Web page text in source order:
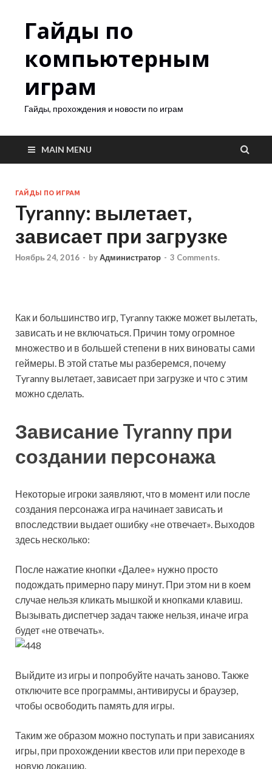
Гайды по
компьютерным
играм
Гайды, прохождения и новости по играм
MAIN MENU
ГАЙДЫ ПО ИГРАМ
Tyranny: вылетает,
зависает при загрузке
Ноябрь 24, 2016 - byАдминистратор - 3 Comments.
Как и большинство игр, Tyranny также может вылетать,
зависать и не включаться. Причин тому огромное
множество и в большей степени в них виноваты сами
геймеры. В этой статье мы разберемся, почему
Tyranny вылетает, зависает при загрузке и что с этим
можно сделать.
Зависание Tyranny при
создании персонажа
Некоторые игроки заявляют, что в момент или после
создания персонажа игра начинает зависать и
впоследствии выдает ошибку «не отвечает». Выходов
здесь несколько:
После нажатие кнопки «Далее» нужно просто
подождать примерно пару минут. При этом ни в коем
случае нельзя кликать мышкой и кнопками клавиш.
Вызывать диспетчер задач также нельзя, иначе игра
будет «не отвечать».
Выйдите из игры и попробуйте начать заново. Также
отключите все программы, антивирусы и браузер,
чтобы освободить память для игры.
Таким же образом можно поступать и при зависаниях
игры, при прохождении квестов или при переходе в
новую локацию.